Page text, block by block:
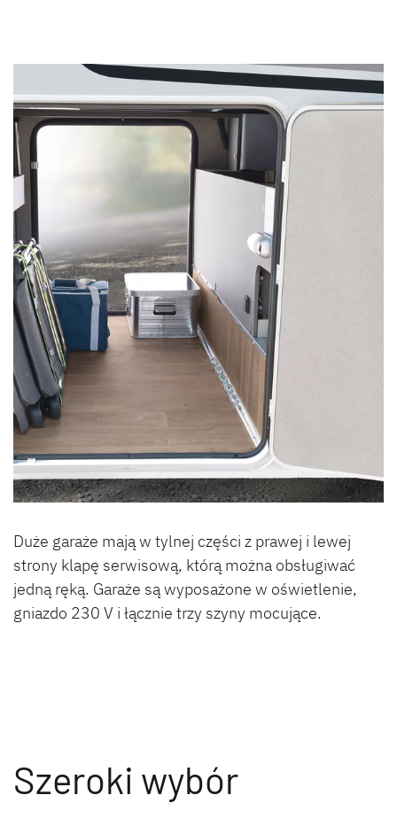
Duże garaże mają w tylnej części z prawej i lewej
strony klapę serwisową, którą można obsługiwać
jedną ręką. Garaże są wyposażone w oświetlenie,
gniazdo 230 V i łącznie trzy szyny mocujące.
Szeroki wybór